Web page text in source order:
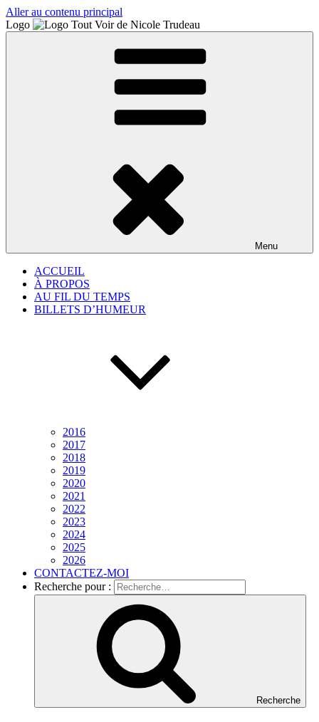
Aller au contenu principal
Logo
Menu
ACCUEIL
À PROPOS
AU FIL DU TEMPS
BILLETS D’HUMEUR
2016
2017
2018
2019
2020
2021
2022
2023
2024
2025
2026
CONTACTEZ-MOI
Recherche pour :
Recherche